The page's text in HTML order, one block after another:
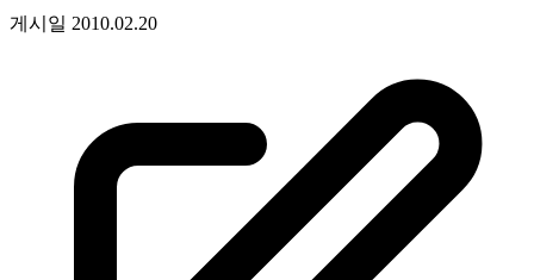
게시일 2010.02.20